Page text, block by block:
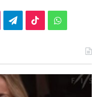
Telegram
TikTok